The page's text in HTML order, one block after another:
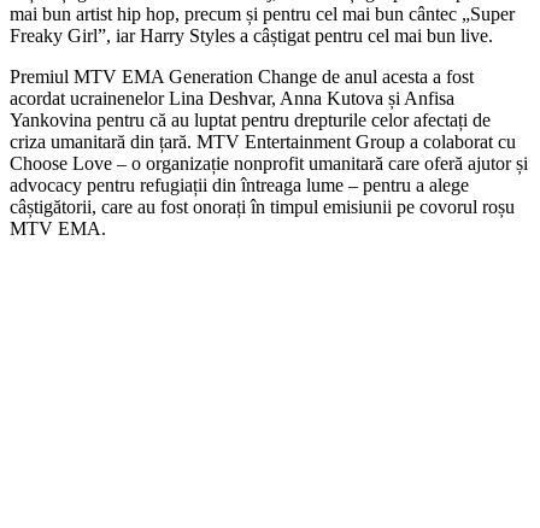
mai bun artist hip hop, precum și pentru cel mai bun cântec „Super
Freaky Girl”, iar Harry Styles a câștigat pentru cel mai bun live.
Premiul MTV EMA Generation Change de anul acesta a fost
acordat ucrainenelor Lina Deshvar, Anna Kutova și Anfisa
Yankovina pentru că au luptat pentru drepturile celor afectați de
criza umanitară din țară. MTV Entertainment Group a colaborat cu
Choose Love – o organizație nonprofit umanitară care oferă ajutor și
advocacy pentru refugiații din întreaga lume – pentru a alege
câștigătorii, care au fost onorați în timpul emisiunii pe covorul roșu
MTV EMA.